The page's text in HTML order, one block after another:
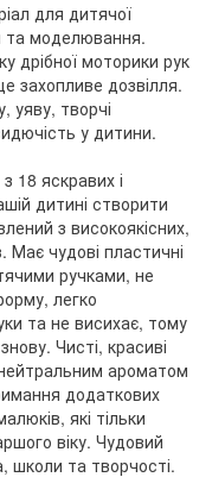
для дитячої
та моделювання.
дрібної моторики рук
захопливе дозвілля.
уяву, творчі
у дитини.
18 яскравих і
дитині створити
з високоякісних,
Має чудові пластичні
ручками, не
легко
та не висихає, тому
Чисті, красиві
ароматом
додаткових
які тільки
віку. Чудовий
школи та творчості.